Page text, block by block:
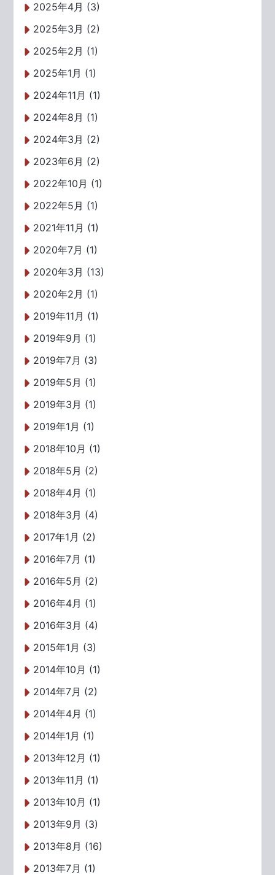
2025年4月 (3)
2025年3月 (2)
2025年2月 (1)
2025年1月 (1)
2024年11月 (1)
2024年8月 (1)
2024年3月 (2)
2023年6月 (2)
2022年10月 (1)
2022年5月 (1)
2021年11月 (1)
2020年7月 (1)
2020年3月 (13)
2020年2月 (1)
2019年11月 (1)
2019年9月 (1)
2019年7月 (3)
2019年5月 (1)
2019年3月 (1)
2019年1月 (1)
2018年10月 (1)
2018年5月 (2)
2018年4月 (1)
2018年3月 (4)
2017年1月 (2)
2016年7月 (1)
2016年5月 (2)
2016年4月 (1)
2016年3月 (4)
2015年1月 (3)
2014年10月 (1)
2014年7月 (2)
2014年4月 (1)
2014年1月 (1)
2013年12月 (1)
2013年11月 (1)
2013年10月 (1)
2013年9月 (3)
2013年8月 (16)
2013年7月 (1)